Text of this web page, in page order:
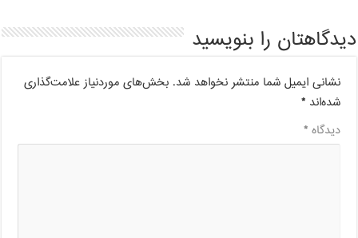
دیدگاهتان را بنویسید
نشانی ایمیل شما منتشر نخواهد شد. بخش‌های موردنیاز علامت‌گذاری
شده‌اند*
دیدگاه*